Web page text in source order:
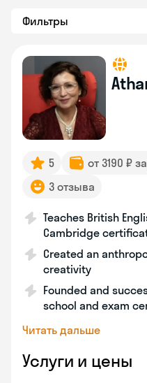
Фильтры
5 от 3190 ₽
3 отзыва
Teaches British
Cambridge
Created an
creativity
Founded and
school and exam
Читать дальше
Услуги и цены